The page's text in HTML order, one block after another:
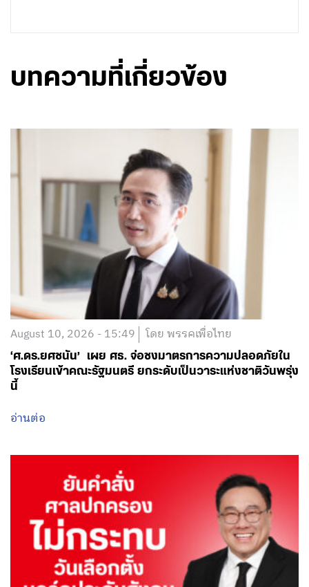
บทความที่เกี่ยวข้อง
August 10, 2026 - 15:49 โดย พรรคเพื่อไทย
‘ศ.ดร.ยศชนัน’ เผย ศธ. จ่อชงมาตรการความปลอดภัยใน
โรงเรียนเข้าคณะรัฐมนตรี ยกระดับเป็นวาระแห่งชาติวันพรุ่ง
นี้
อ่านต่อ